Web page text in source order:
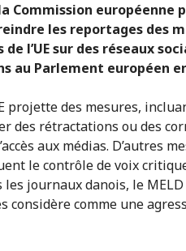
Commission
les reportages des
l’UE sur des réseaux
au Parlement européen
projette des mesures,
des rétractations ou des
aux médias. D’autres
le contrôle de voix
les journaux danois, le
considère comme une